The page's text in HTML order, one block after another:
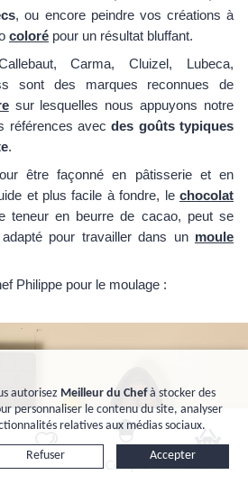
Favoris Compte Panier
, ou encore peindre vos créations à
coloré pour un résultat bluffant.
Carma, Cluizel, Lubeca,
sont des marques reconnues de
sur lesquelles nous appuyons notre
références avecdes goûts typiques
.
être façonné en pâtisserie et en
et plus facile à fondre, le chocolat
teneur en beurre de cacao, peut se
pour travailler dans un moule
Philippe pour le moulage :
autorisez Meilleur du Chefà stocker des
personnaliser le contenu du site, analyser
relatives aux médias sociaux.
Accepter
Refuser